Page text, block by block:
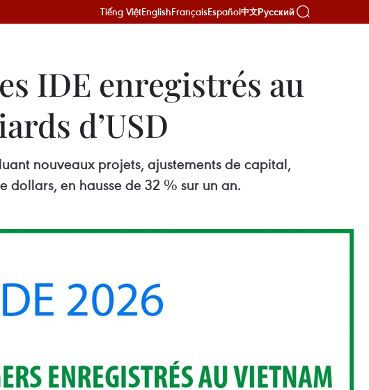
Tiếng ViệtEnglishFrançaisEspañol中文Русский
IDE enregistrés au
d’USD
nouveaux projets, ajustements de capital,
en hausse de 32 % sur un an.